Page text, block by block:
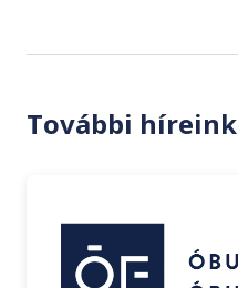
További híreink